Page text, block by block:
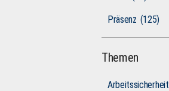
Präsenz (125)
Themen
Arbeitssicherheit